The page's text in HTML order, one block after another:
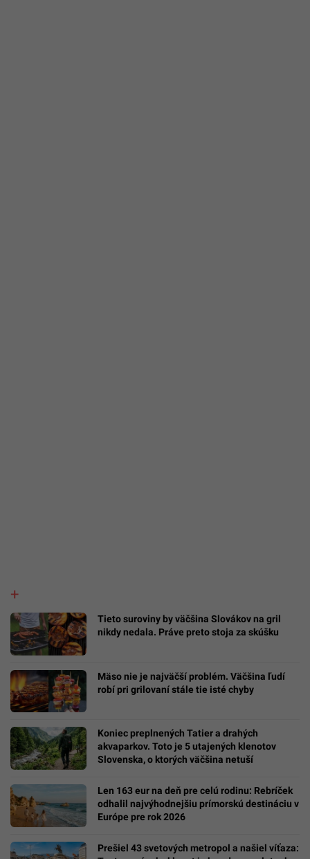
Tieto suroviny by väčšina Slovákov na gril
nikdy nedala. Práve preto stoja za skúšku
Mäso nie je najväčší problém. Väčšina ľudí
robí pri grilovaní stále tie isté chyby
Koniec preplnených Tatier a drahých
akvaparkov. Toto je 5 utajených klenotov
Slovenska, o ktorých väčšina netuší
Len 163 eur na deň pre celú rodinu: Rebríček
odhalil najvýhodnejšiu prímorskú destináciu v
Európe pre rok 2026
Prešiel 43 svetových metropol a našiel víťaza: